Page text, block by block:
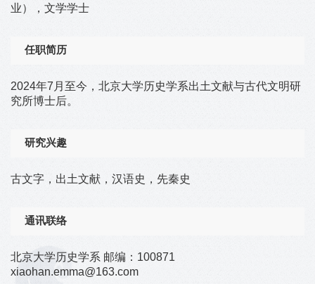
业），文学学士
任职简历
2024年7月至今，北京大学历史学系出土文献与古代文明研
究所博士后。
研究兴趣
古文字，出土文献，汉语史，先秦史
通讯联络
北京大学历史学系 邮编：100871
xiaohan.emma@163.com